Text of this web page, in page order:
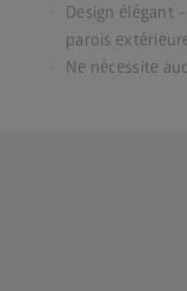
Design élégant
parois
Ne nécessite